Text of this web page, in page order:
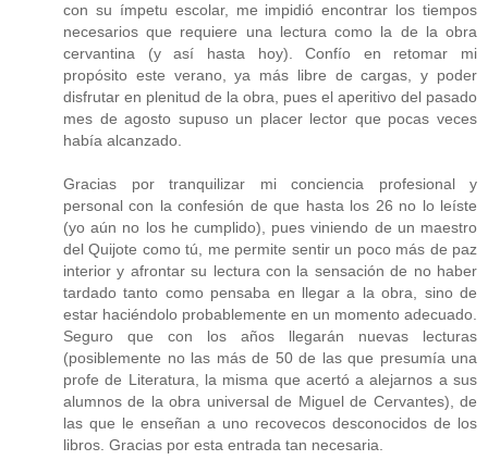
con su ímpetu escolar, me impidió encontrar los tiempos
necesarios que requiere una lectura como la de la obra
cervantina (y así hasta hoy). Confío en retomar mi
propósito este verano, ya más libre de cargas, y poder
disfrutar en plenitud de la obra, pues el aperitivo del pasado
mes de agosto supuso un placer lector que pocas veces
había alcanzado.
Gracias por tranquilizar mi conciencia profesional y
personal con la confesión de que hasta los 26 no lo leíste
(yo aún no los he cumplido), pues viniendo de un maestro
del Quijote como tú, me permite sentir un poco más de paz
interior y afrontar su lectura con la sensación de no haber
tardado tanto como pensaba en llegar a la obra, sino de
estar haciéndolo probablemente en un momento adecuado.
Seguro que con los años llegarán nuevas lecturas
(posiblemente no las más de 50 de las que presumía una
profe de Literatura, la misma que acertó a alejarnos a sus
alumnos de la obra universal de Miguel de Cervantes), de
las que le enseñan a uno recovecos desconocidos de los
libros. Gracias por esta entrada tan necesaria.